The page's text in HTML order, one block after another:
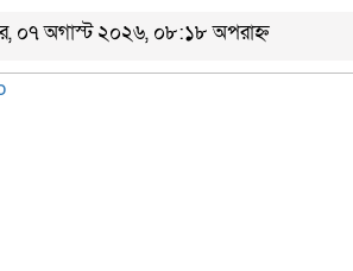
০৭ অগাস্ট ২০২৬, ০৮:১৮ অপরাহ্ন